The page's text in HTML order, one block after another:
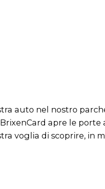
auto nel nostro
apre le porte
voglia di scoprire, in